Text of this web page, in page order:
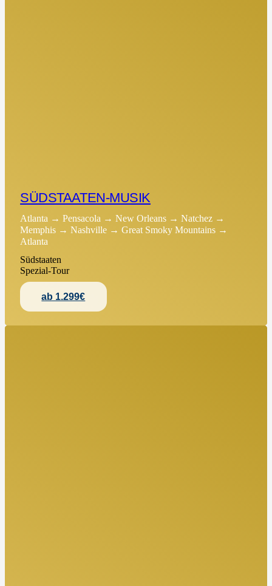
SÜDSTAATEN-MUSIK
Atlanta → Pensacola → New Orleans → Natchez →
Memphis → Nashville → Great Smoky Mountains →
Atlanta
Südstaaten
Spezial-Tour
ab 1.299€